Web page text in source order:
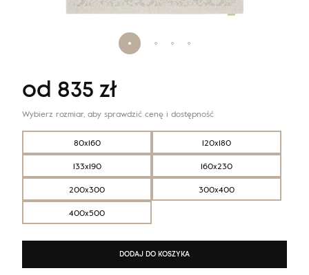
80x160
120x180
133x190
160x230
200x300
300x400
400x500
od 835 zł
Wybierz rozmiar, aby sprawdzić cenę i dostępność
DODAJ DO KOSZYKA